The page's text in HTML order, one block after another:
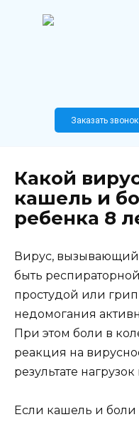
Заказать звонок
Какой
кашель и
ребенка 8
Вирус, вызывающий
быть
простудой или
недомогания
При этом боли в
реакция на
результате
Если кашель и боли